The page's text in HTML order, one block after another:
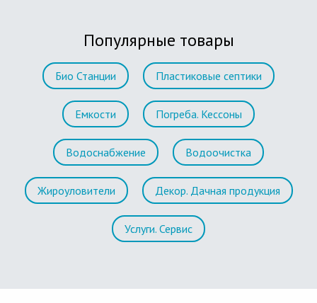
Популярные товары
Био Станции Пластиковые септики
Емкости Погреба. Кессоны
Водоснабжение Водоочистка
Жироуловители Декор. Дачная продукция
Услуги. Сервис